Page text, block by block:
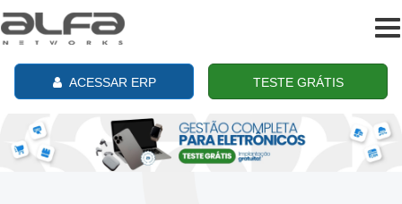
ACESSAR ERP TESTE GRÁTIS